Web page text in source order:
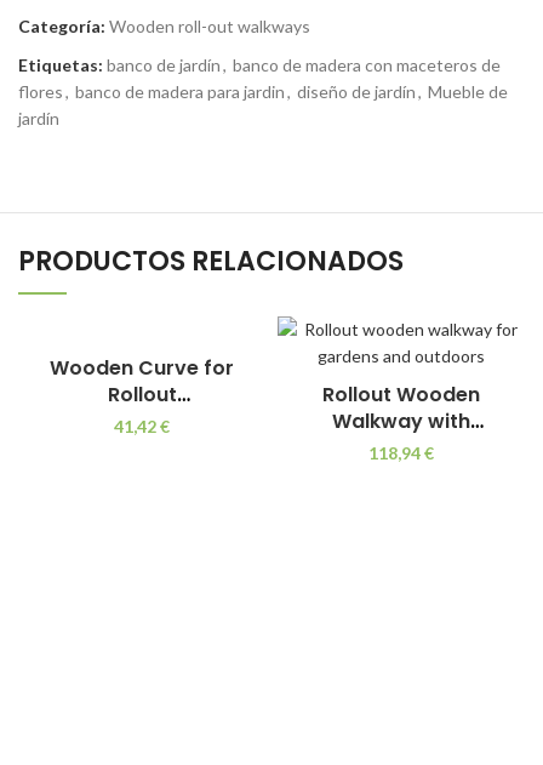
Categoría: Wooden roll-out walkways
Etiquetas: banco de jardín, banco de madera con maceteros de
flores, banco de madera para jardin, diseño de jardín, Mueble de
jardín
PRODUCTOS RELACIONADOS
Wooden Curve for
Rollout
Walkways(75×300
41,42€
Rollout Wooden
Walkway with
Geotextile 75×300 cm
118,94€